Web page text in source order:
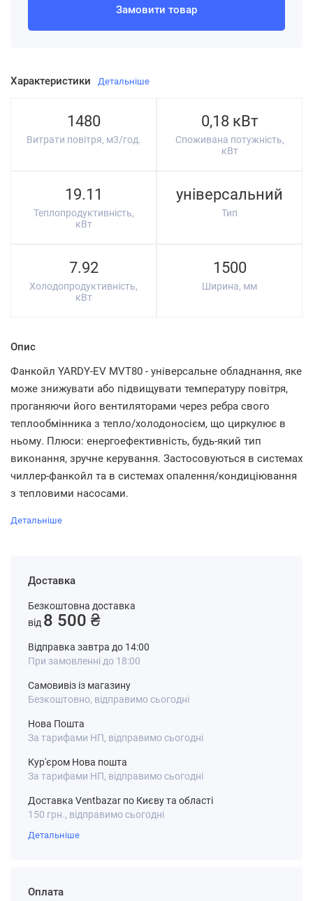
Характеристики Детальніше
1480
Витрати повітря, м3/год.
0,18 кВт
Споживана потужність,
кВт
19.11
Теплопродуктивність,
кВт
універсальний
Тип
7.92
Холодопродуктивність,
кВт
1500
Ширина, мм
Опис
Фанкойл YARDY-EV MVT80 - універсальне обладнання, яке
може знижувати або підвищувати температуру повітря,
проганяючи його вентиляторами через ребра свого
теплообмінника з тепло/холодоносієм, що циркулює в
ньому. Плюси: енергоефективність, будь-який тип
виконання, зручне керування. Застосовуються в системах
чиллер-фанкойл та в системах опалення/кондиціювання
з тепловими насосами.
Детальніше
Доставка
Безкоштовна доставка
від 8 500 ₴
Відправка завтра до 14:00
При замовленні до 18:00
Самовивіз із магазину
Безкоштовно, відправимо сьогодні
Нова Пошта
За тарифами НП, відправимо сьогодні
Кур'єром Нова пошта
За тарифами НП, відправимо сьогодні
Доставка Ventbazar по Києву та області
150 грн., відправимо сьогодні
Детальніше
Оплата
Замовити товар